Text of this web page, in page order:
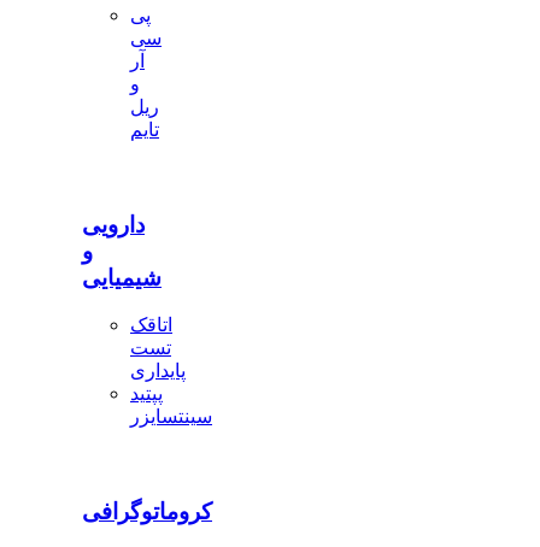
پی
سی
آر
و
ریل
تایم
دارویی
و
شیمیایی
اتاقک
تست
پایداری
پپتید
سینتسایزر
کروماتوگرافی